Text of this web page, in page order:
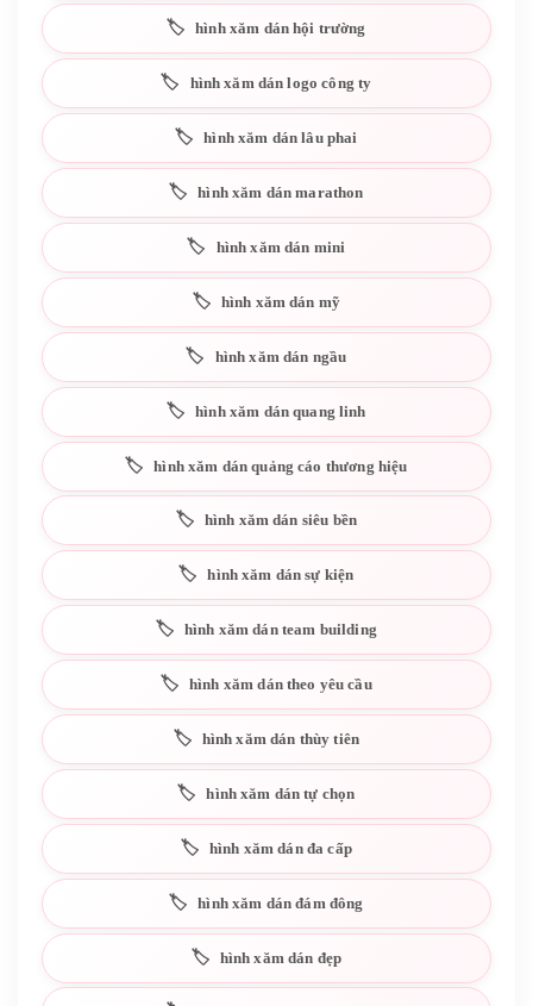
hình xăm dán hội trường
hình xăm dán logo công ty
hình xăm dán lâu phai
hình xăm dán marathon
hình xăm dán mini
hình xăm dán mỹ
hình xăm dán ngầu
hình xăm dán quang linh
hình xăm dán quảng cáo thương hiệu
hình xăm dán siêu bền
hình xăm dán sự kiện
hình xăm dán team building
hình xăm dán theo yêu cầu
hình xăm dán thùy tiên
hình xăm dán tự chọn
hình xăm dán đa cấp
hình xăm dán đám đông
hình xăm dán đẹp